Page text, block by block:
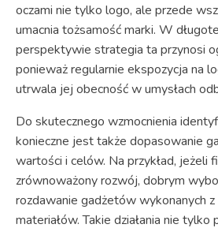
oczami nie tylko logo, ale przede
umacnia tożsamość marki. W
perspektywie strategia ta przynosi
ponieważ regularnie ekspozycja na
utrwala jej obecność w umysłach
Do skutecznego wzmocnienia
konieczne jest także dopasowanie
wartości i celów. Na przykład, jeżeli
zrównoważony rozwój, dobrym
rozdawanie gadżetów wykonanych
materiałów. Takie działania nie tylko